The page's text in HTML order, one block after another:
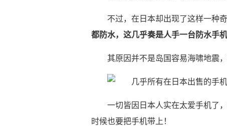
不过，在日本却出现了这样一种奇
都防水，这几乎奏是人手一台防水手机
其原因并不是岛国容易海啸地震
一切皆因日本人实在太爱手机了
时候也要把手机带上！